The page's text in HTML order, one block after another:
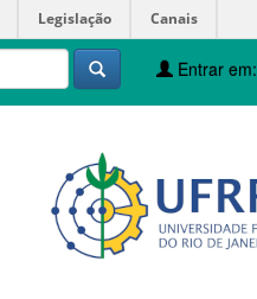
Legislação Canais
Entrar em: